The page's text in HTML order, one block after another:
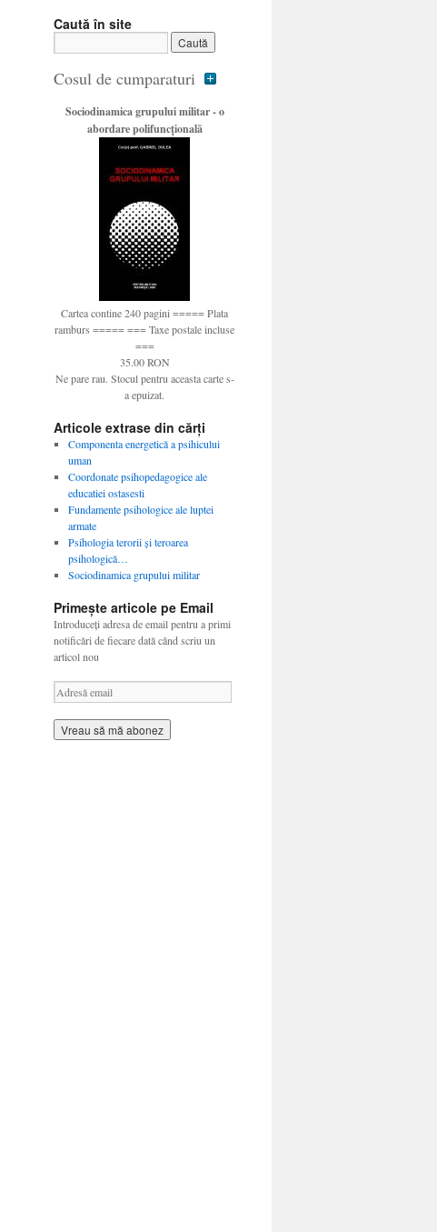
Caută în site
Cosul de cumparaturi
Sociodinamica grupului militar - o
abordare polifuncţională
Cartea contine 240 pagini ===== Plata
ramburs ===== === Taxe postale incluse
===
35.00 RON
Ne pare rau. Stocul pentru aceasta carte s-
a epuizat.
Articole extrase din cărți
Componenta energetică a psihicului
uman
Coordonate psihopedagogice ale
educatiei ostasesti
Fundamente psihologice ale luptei
armate
Psihologia terorii şi teroarea
psihologică…
Sociodinamica grupului militar
Primește articole pe Email
Introduceți adresa de email pentru a primi
notificări de fiecare dată când scriu un
articol nou
A
d
r
e